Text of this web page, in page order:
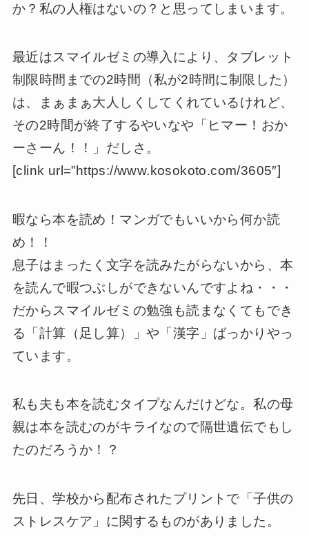
か？私の人権はないの？と思ってしまいます。
最近はスマイルゼミの導入により、タブレット
制限時間までの2時間（私が2時間に制限した）
は、まぁまぁ大人しくしてくれているけれど、
その2時間が終了するやいなや「ヒマー！おか
ーさーん！！」だしさ。
[clink url=”https://www.kosokoto.com/3605″]
暇なら本を読め！マンガでもいいから何か読
め！！
息子はまったく文字を読みたがらないから、本
を読んで暇つぶしができないんですよね・・・
だからスマイルゼミの勉強も読まなくてもでき
る「計算（足し算）」や「漢字」ばっかりやっ
ています。
私も夫も本を読むタイプなんだけどな。私の母
親は本を読むのがキライなので隔世遺伝でもし
たのだろうか！？
先日、学校から配布されたプリントで「子供の
ストレスケア」に関するものがありました。